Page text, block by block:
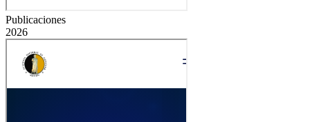
Publicaciones
2026